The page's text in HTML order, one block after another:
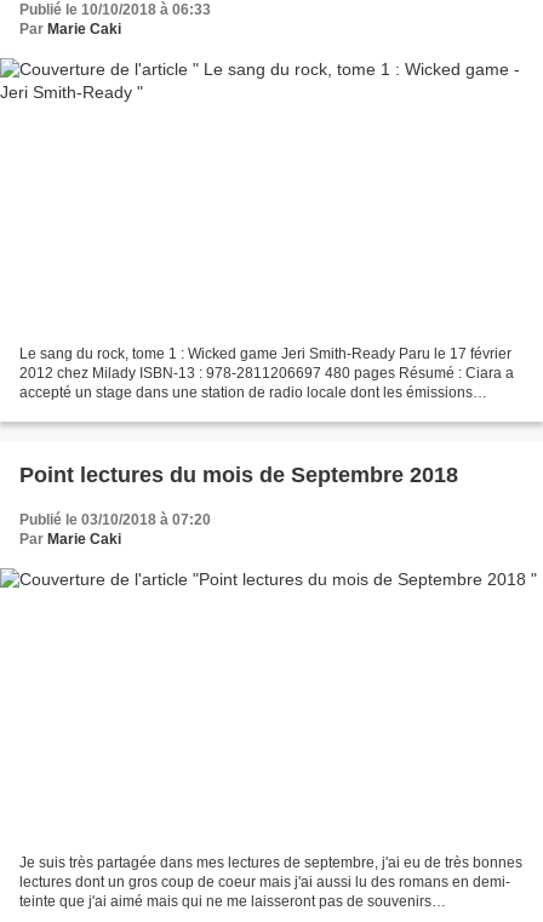
Publié le 10/10/2018 à 06:33
Par Marie Caki
Le sang du rock, tome 1 : Wicked game Jeri Smith-Ready Paru le 17 février
2012 chez Milady ISBN-13 : 978-2811206697 480 pages Résumé : Ciara a
accepté un stage dans une station de radio locale dont les émissions
Point lectures du mois de Septembre 2018
Publié le 03/10/2018 à 07:20
Par Marie Caki
Je suis très partagée dans mes lectures de septembre, j'ai eu de très bonnes
lectures dont un gros coup de coeur mais j'ai aussi lu des romans en demi-
teinte que j'ai aimé mais qui ne me laisseront pas de souvenirs